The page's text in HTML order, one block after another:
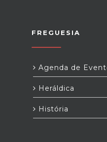
FREGUESIA
Agenda de
Heráldica
História